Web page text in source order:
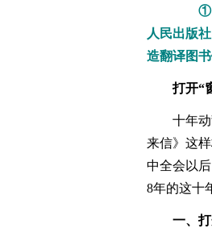
①
人民出版
造翻译图
打开“
十年
来信》这
中全会以
8年的这十
一、